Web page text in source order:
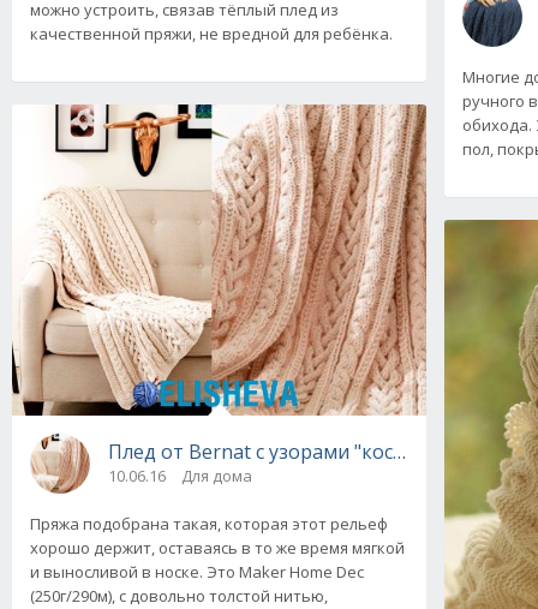
можно устроить, связав тёплый плед из
качественной пряжи, не вредной для ребёнка.
Плед от Bernat с узорами "косы" вязаный
10.06.16 Для дома
Пряжа подобрана такая, которая этот рельеф
хорошо держит, оставаясь в то же время мягкой
и выносливой в носке. Это Maker Home Dec
(250г/290м), с довольно толстой нитью,
Многие
ручного
обихода.
пол,